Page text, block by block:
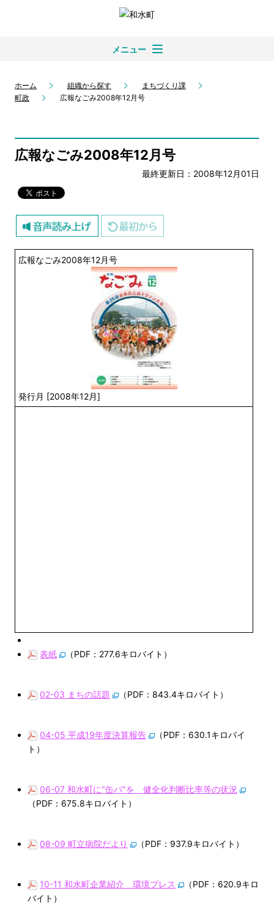
メニュー
ホーム 組織から探す
まちづくり課
町政
広報なごみ2008年12月号
広報なごみ2008年12月号
最終更新日：2008年12月01日
広報なごみ2008年12月号
発行月 [2008年12月]
表紙 （PDF：277.6キロバイト）
02-03 まちの話題 （PDF：843.4キロバイト）
04-05 平成19年度決算報告
（PDF：630.1キロバイ
ト）
06-07 和水町に"缶パ"を 健全化判断比率等の状況
（PDF：675.8キロバイト）
08-09 町立病院だより （PDF：937.9キロバイト）
10-11 和水町企業紹介 環境プレス
（PDF：620.9キロ
バイト）